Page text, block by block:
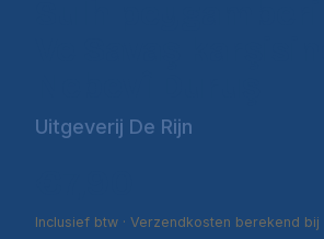
Uitgeverij De Rijn
Inclusief btw · Verzendkosten berekend